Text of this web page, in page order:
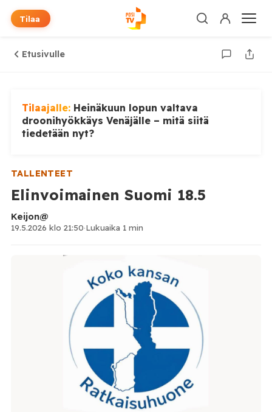
Tilaa
Etusivulle
Tilaajalle: Heinäkuun lopun valtava
droonihyökkäys Venäjälle – mitä siitä
tiedetään nyt?
TALLENTEET
Elinvoimainen Suomi 18.5
Keijon@
19.5.2026 klo 21:50·Lukuaika 1 min